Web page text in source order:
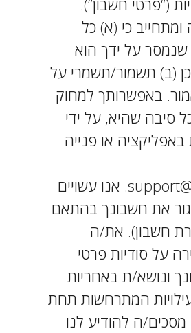
(“פרטי חשבון”).
כי (א) כל
על ידך הוא
(ב) תשמור/תשמרי על
באפשרותך למחוק
סיבה שהיא, על ידי
באפליקציה או פנייה
support@brainhq.com. אנו עשויים
את חשבונך בהתאם
12 (סגירת חשבון). את/ה
על סודיות פרטי
ונושא/ת באחריות
המתרחשות תחת
ה להודיע לנו